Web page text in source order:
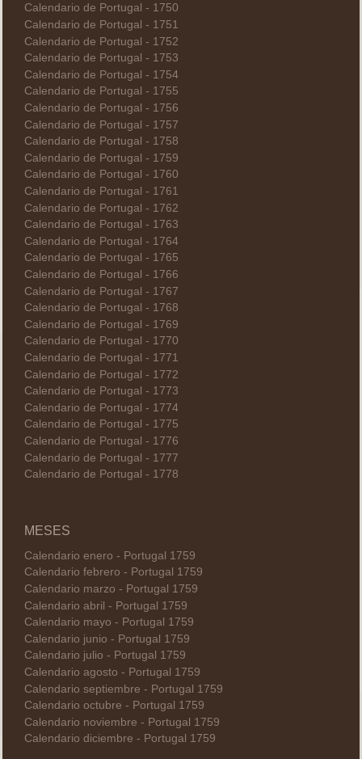
Calendario de Portugal - 1750
Calendario de Portugal - 1751
Calendario de Portugal - 1752
Calendario de Portugal - 1753
Calendario de Portugal - 1754
Calendario de Portugal - 1755
Calendario de Portugal - 1756
Calendario de Portugal - 1757
Calendario de Portugal - 1758
Calendario de Portugal - 1759
Calendario de Portugal - 1760
Calendario de Portugal - 1761
Calendario de Portugal - 1762
Calendario de Portugal - 1763
Calendario de Portugal - 1764
Calendario de Portugal - 1765
Calendario de Portugal - 1766
Calendario de Portugal - 1767
Calendario de Portugal - 1768
Calendario de Portugal - 1769
Calendario de Portugal - 1770
Calendario de Portugal - 1771
Calendario de Portugal - 1772
Calendario de Portugal - 1773
Calendario de Portugal - 1774
Calendario de Portugal - 1775
Calendario de Portugal - 1776
Calendario de Portugal - 1777
Calendario de Portugal - 1778
MESES
Calendario enero - Portugal 1759
Calendario febrero - Portugal 1759
Calendario marzo - Portugal 1759
Calendario abril - Portugal 1759
Calendario mayo - Portugal 1759
Calendario junio - Portugal 1759
Calendario julio - Portugal 1759
Calendario agosto - Portugal 1759
Calendario septiembre - Portugal 1759
Calendario octubre - Portugal 1759
Calendario noviembre - Portugal 1759
Calendario diciembre - Portugal 1759